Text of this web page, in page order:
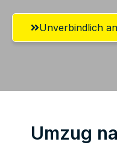
Unverbindlich
Umzug